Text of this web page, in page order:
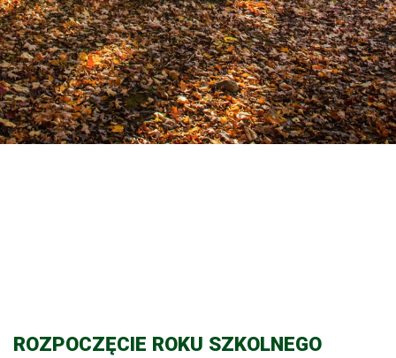
ROZPOCZĘCIE ROKU SZKOLNEGO